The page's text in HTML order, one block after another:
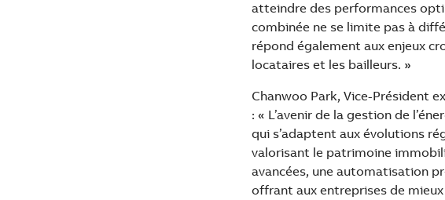
atteindre des performances
combinée ne se limite pas à
répond également aux enjeux
locataires et les bailleurs. »
Chanwoo Park, Vice-Président
: « L’avenir de la gestion de
qui s’adaptent aux évolutions
valorisant le patrimoine
avancées, une automatisation
offrant aux entreprises de